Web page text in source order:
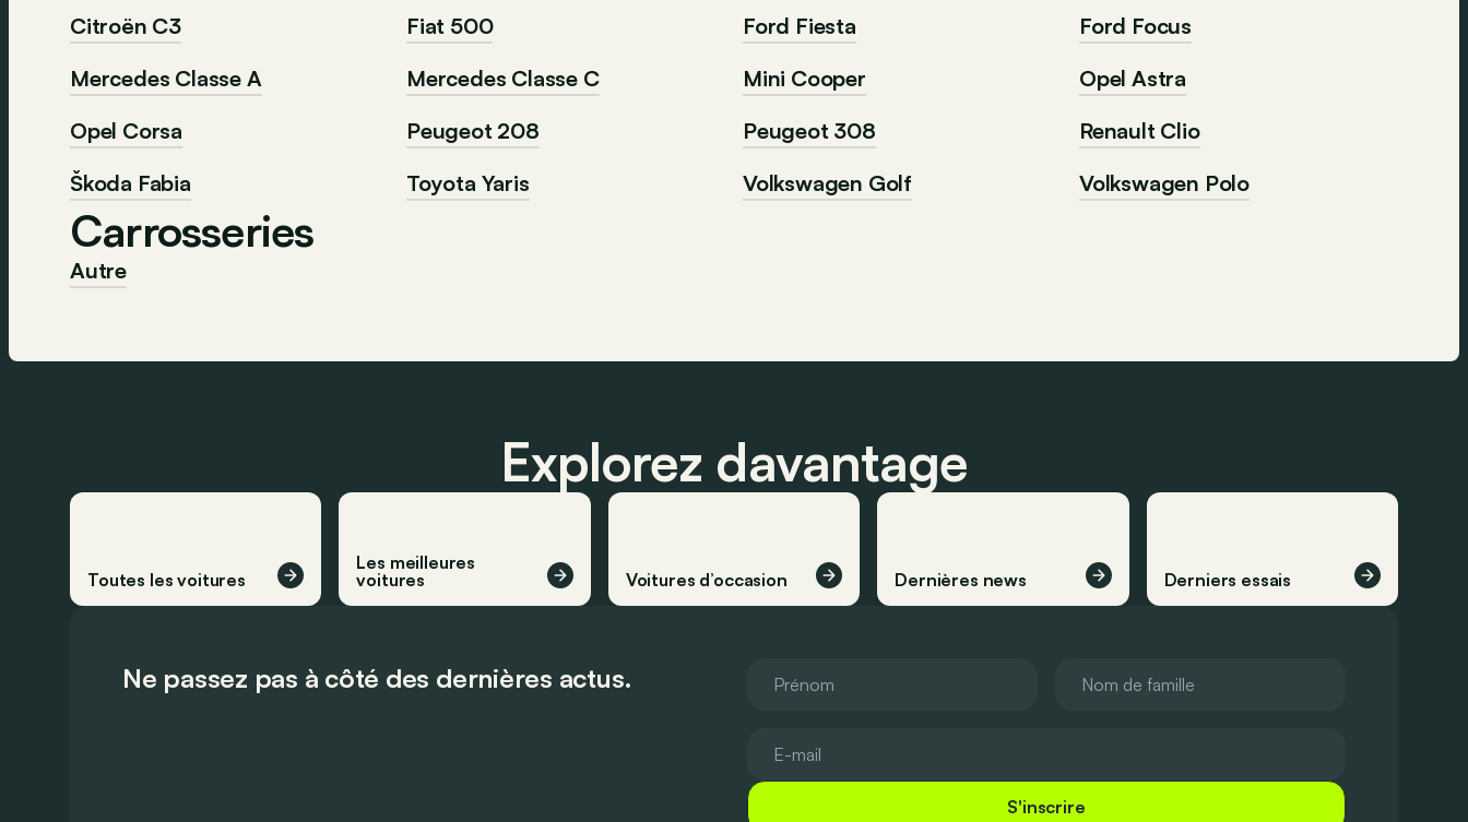
Citroën C3
Fiat 500 Ford Fiesta
Ford Focus
Mercedes Classe A
Mercedes Classe C Mini Cooper
Opel Astra
Opel Corsa
Peugeot 208 Peugeot 308
Renault Clio
Škoda Fabia
Toyota Yaris Volkswagen Golf Volkswagen Polo
Carrosseries
Autre
Explorez davantage
Toutes les voitures
Les meilleures
voitures
Voitures d’occasion Dernières news Derniers essais
Ne passez pas à côté des dernières actus.
S'inscrire